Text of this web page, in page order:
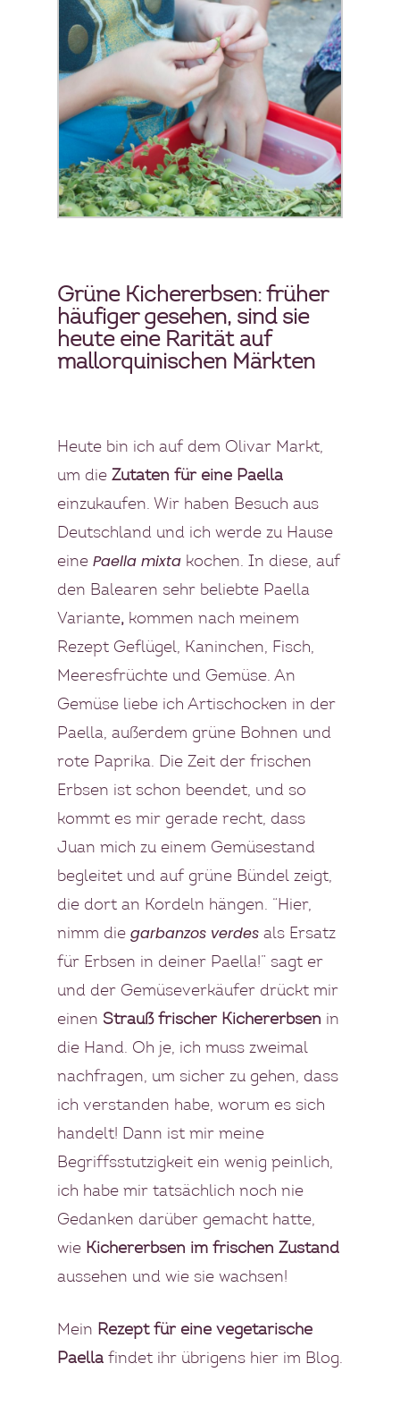
Grüne Kichererbsen: früher
häufiger gesehen, sind sie
heute eine Rarität auf
mallorquinischen Märkten
Heute bin ich auf dem Olivar Markt,
um die Zutaten für eine Paella
einzukaufen. Wir haben Besuch aus
Deutschland und ich werde zu Hause
eine Paella mixta kochen. In diese, auf
den Balearen sehr beliebte Paella
Variante, kommen nach meinem
Rezept Geflügel, Kaninchen, Fisch,
Meeresfrüchte und Gemüse. An
Gemüse liebe ich Artischocken in der
Paella, außerdem grüne Bohnen und
rote Paprika. Die Zeit der frischen
Erbsen ist schon beendet, und so
kommt es mir gerade recht, dass
Juan mich zu einem Gemüsestand
begleitet und auf grüne Bündel zeigt,
die dort an Kordeln hängen. “Hier,
nimm die garbanzos verdes als Ersatz
für Erbsen in deiner Paella!” sagt er
und der Gemüseverkäufer drückt mir
einen Strauß frischer Kichererbsen in
die Hand. Oh je, ich muss zweimal
nachfragen, um sicher zu gehen, dass
ich verstanden habe, worum es sich
handelt! Dann ist mir meine
Begriffsstutzigkeit ein wenig peinlich,
ich habe mir tatsächlich noch nie
Gedanken darüber gemacht hatte,
wie Kichererbsen im frischen Zustand
aussehen und wie sie wachsen!
Mein Rezept für eine vegetarische
Paella findet ihr übrigens hier im Blog.